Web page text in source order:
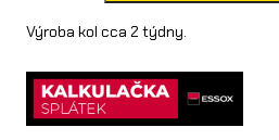
t
Výroba kol cca 2 týdny.